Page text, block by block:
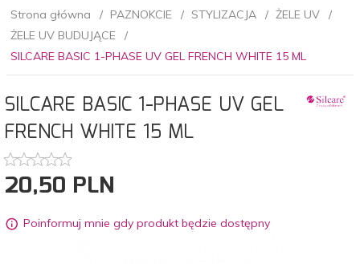
Strona główna PAZNOKCIE STYLIZACJA
ŻELE UV
ŻELE UV BUDUJĄCE
SILCARE BASIC 1-PHASE UV GEL FRENCH WHITE 15 ML
SILCARE BASIC 1-PHASE UV GEL
FRENCH WHITE 15 ML
20,50 PLN
Poinformuj mnie gdy produkt będzie dostępny